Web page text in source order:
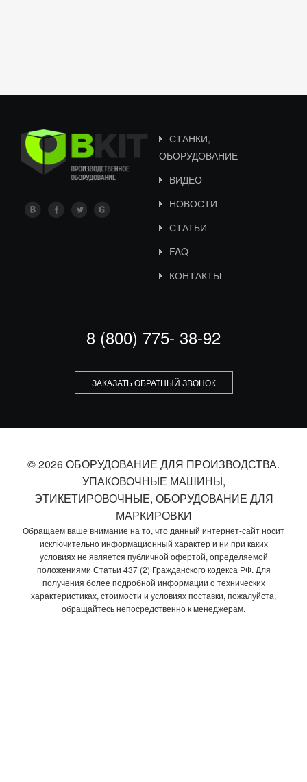
СТАНКИ,
ОБОРУДОВАНИЕ
ВИДЕО
НОВОСТИ
СТАТЬИ
FAQ
КОНТАКТЫ
8 (800) 775- 38-92
ЗАКАЗАТЬ ОБРАТНЫЙ ЗВОНОК
© 2026 ОБОРУДОВАНИЕ ДЛЯ ПРОИЗВОДСТВА.
УПАКОВОЧНЫЕ МАШИНЫ,
ЭТИКЕТИРОВОЧНЫЕ, ОБОРУДОВАНИЕ ДЛЯ
МАРКИРОВКИ
Обращаем ваше внимание на то, что данный интернет-сайт носит
исключительно информационный характер и ни при каких
условиях не является публичной офертой, определяемой
положениями Статьи 437 (2) Гражданского кодекса РФ. Для
получения более подробной информации о технических
характеристиках, стоимости и условиях поставки, пожалуйста,
обращайтесь непосредственно к менеджерам.